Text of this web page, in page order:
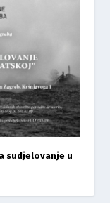
sudjelovanje u